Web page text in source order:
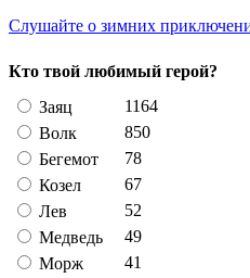
Слушайте о зимних
Кто твой любимый герой?
Заяц
1164
Волк
850
Бегемот
78
Козел
67
Лев
52
Медведь
49
Морж
41